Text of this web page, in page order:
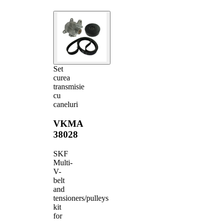
Set
curea
transmisie
cu
caneluri
VKMA
38028
SKF
Multi-
V-
belt
and
tensioners/pulleys
kit
for